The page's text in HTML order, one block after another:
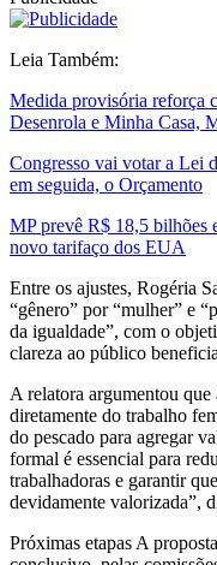
Leia Também:
Medida provisória reforça
Desenrola e Minha Casa,
Congresso vai votar a Lei
em seguida, o Orçamento
MP prevê R$ 18,5 bilhões
novo tarifaço dos EUA
Entre os ajustes, Rogéria
“gênero” por “mulher” e
da igualdade”, com o
clareza ao público
A relatora argumentou que
diretamente do trabalho
do pescado para agregar
formal é essencial para
trabalhadoras e garantir
devidamente valorizada”,
Próximas etapas A